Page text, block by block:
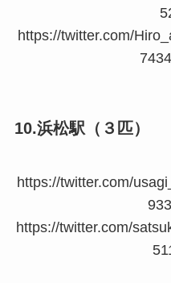
https://twitter.com/
10.浜松駅（３匹）
https://twitter.com/
https://twitter.com/